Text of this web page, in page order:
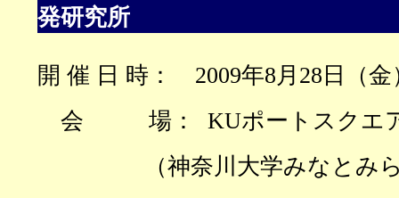
発研究所
開 催 日 時： 2009年8月 28 日（
会
場： KUポートスクエ
（神奈川大学みなと